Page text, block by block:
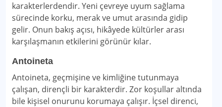
karakterlerdendir. Yeni çevreye uyum sağlama
sürecinde korku, merak ve umut arasında gidip
gelir. Onun bakış açısı, hikâyede kültürler arası
karşılaşmanın etkilerini görünür kılar.
Antoineta
Antoineta, geçmişine ve kimliğine tutunmaya
çalışan, dirençli bir karakterdir. Zor koşullar altında
bile kişisel onurunu korumaya çalışır. İçsel direnci,